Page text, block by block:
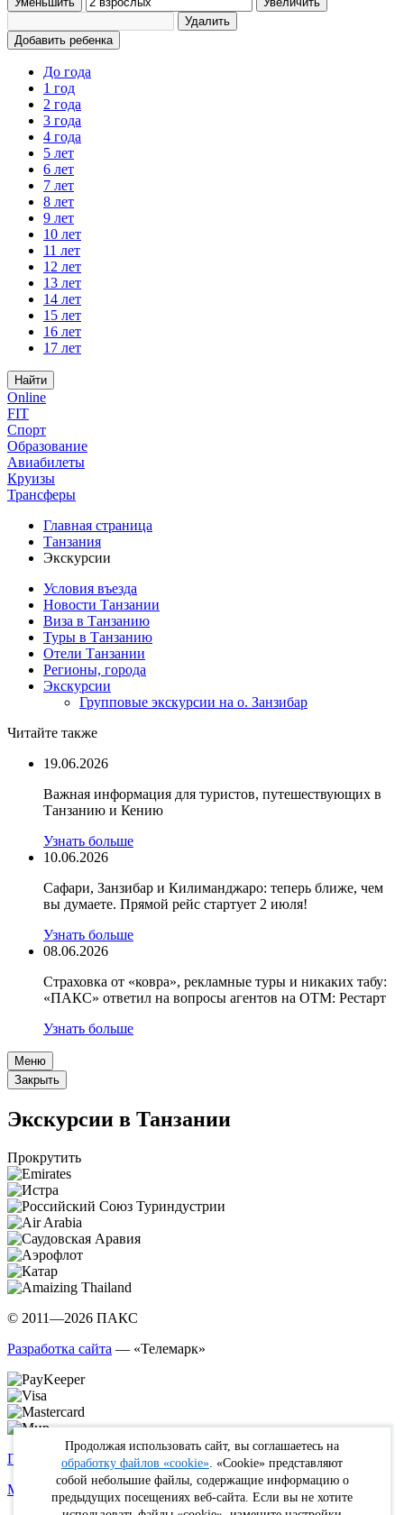
Удалить
Добавить ребенка
До года
1 год
2 года
3 года
4 года
5 лет
6 лет
7 лет
8 лет
9 лет
10 лет
11 лет
12 лет
13 лет
14 лет
15 лет
16 лет
17 лет
Найти
Online
FIT
Спорт
Образование
Авиабилеты
Круизы
Трансферы
Главная страница
Танзания
Экскурсии
Условия въезда
Новости Танзании
Виза в Танзанию
Туры в Танзанию
Отели Танзании
Регионы, города
Экскурсии
Групповые экскурсии на о. Занзибар
Читайте также
19.06.2026
Важная информация для туристов, путешествующих в
Танзанию и Кению
Узнать больше
10.06.2026
Сафари, Занзибар и Килиманджаро: теперь ближе, чем
вы думаете. Прямой рейс стартует 2 июля!
Узнать больше
08.06.2026
Страховка от «ковра», рекламные туры и никаких табу:
«ПАКС» ответил на вопросы агентов на OTM: Рестарт
Узнать больше
Меню
Закрыть
Экскурсии в Танзании
Прокрутить
© 2011—2026 ПАКС
Разработка сайта — «Телемарк»
Политика в отношении обработки персональных данных
Max
WhatsApp Telegram вКонтакте Youtube Rutube
Продолжая использовать сайт, вы соглашаетесь на
обработку файлов «cookie» . «Cookie» представляют
собой небольшие файлы, содержащие информацию о
предыдущих посещениях веб-сайта. Если вы не хотите